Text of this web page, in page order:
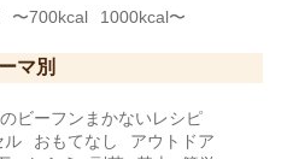
〜700kcal 1000kcal〜
マ別
ビーフンまかないレシピ
ル おもてなし
アウトドア